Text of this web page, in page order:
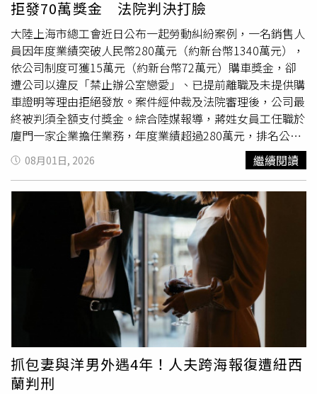
理，尚待開庭審理。儘管第一次撤銷學歷的決定已遭撤銷，
但在該決定生效期間，哥哥依此取得的碩士、博士學歷及學
位均已被撤銷，北京戶籍也於2019年遭註銷，相關影響持
續延伸。另一方面，房產糾紛亦出現逆轉。2023年再審判
決認定，雙方確實存在借名買房契約關係，但法院認為哥哥
係透過不誠信方式取得北京戶籍，相關契約違反法律規定，
應屬無效，因此駁回其要求辦理房屋所有權移轉登記的訴
求。由於涉案房屋此前已完成過戶，法院未啟動執行回轉，
而是改以哥哥向弟弟支付一定經濟補償的方式處理。目前，
兄弟雙方仍就房屋權屬、學籍撤銷及相關民、行政責任提起
多起訴訟，這起因借名買房引爆的家庭糾紛，至今仍在司法
程序中持續延燒。
拒發70萬獎金 法院判決打臉
大陸上海市總工會近日公布一起勞動糾紛案例，一名銷售人
員因年度業績突破人民幣280萬元（約新台幣1340萬元），
依公司制度可獲15萬元（約新台幣72萬元）購車獎金，卻
遭公司以違反「禁止辦公室戀愛」、已提前離職及未提供購
車證明等理由拒絕發放。案件經仲裁及法院審理後，公司最
終被判須全額支付獎金。綜合陸媒報導，蔣姓女員工任職於
廈門一家企業擔任業務，年度業績超過280萬元，排名公司
第二，符合15萬元購車獎勵資格。不過，公司遲遲未發放獎
金，蔣姓員工因此申請勞動仲裁，要求公司依約給付。公司
則提出三項抗辯理由，主張蔣姓員工與同部門同事交往，違
反公司「禁止辦公室戀愛」規定；此外，他在獎金發放前已
提出離職，不符合領取資格；最後，公司認為其未提出購車
相關憑證，因此不符合購車基金發放條件。勞動仲裁審理
後，裁定公司應支付15萬元獎金。不服裁決的公司提起
，但一、二審法院均維持相同見解。法院指出，公司訂定
的「禁止辦公室戀愛」規定違反法律，屬無效條款，不能作
為扣發薪酬或獎金的依據；而業績獎金屬於勞動報酬的一部
分，只要員工已達成業績目標，即取得領取權利，不得因員
工離職或未提供購車證明等理由拒絕發放。最終，法院判決
公司須全額支付15萬元獎金，全案定讞。
08月01日, 2026 繼續閱讀
抓包妻與洋男外遇4年！人夫跨海報復遭紐西
蘭判刑